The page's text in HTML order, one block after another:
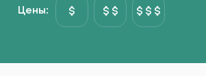
страви Рыба&Море Гарниры
Цены: